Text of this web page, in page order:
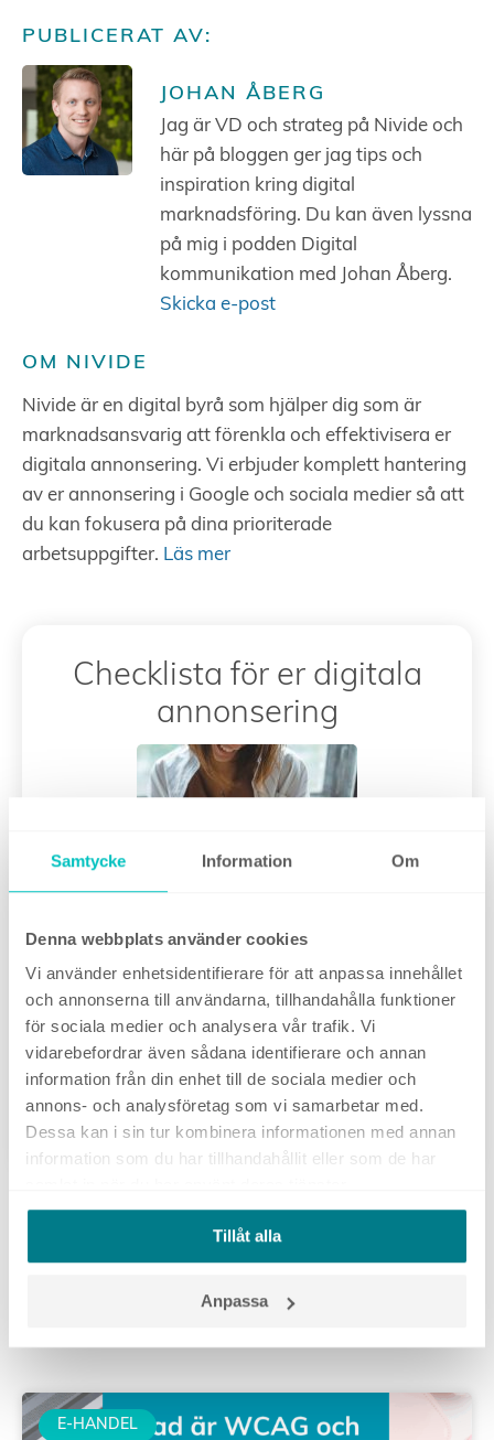
Samtycke Information Om
Denna webbplats använder cookies
Vi använder enhetsidentifierare för att anpassa innehållet
och annonserna till användarna, tillhandahålla funktioner
för sociala medier och analysera vår trafik. Vi
vidarebefordrar även sådana identifierare och annan
information från din enhet till de sociala medier och
annons- och analysföretag som vi samarbetar med.
Dessa kan i sin tur kombinera informationen med annan
information som du har tillhandahållit eller som de har
Tillåt alla
Anpassa
PUBLICERAT AV:
JOHAN ÅBERG
Jag är VD och strateg på Nivide och
här på bloggen ger jag tips och
inspiration kring digital
marknadsföring. Du kan även lyssna
på mig i podden Digital
kommunikation med Johan Åberg.
Skicka e-post
OM NIVIDE
Nivide är en digital byrå som hjälper dig som är
marknadsansvarig att förenkla och effektivisera er
digitala annonsering. Vi erbjuder komplett hantering
av er annonsering i Google och sociala medier så att
du kan fokusera på dina prioriterade
arbetsuppgifter. Läs mer
Checklista för er digitala
annonsering
Ta del av vår checklista med fokus på att
kartlägga och analysera statusen kring
företagets digitala annonsering.
Gå till checklistan
Fler artiklar
E-HANDEL